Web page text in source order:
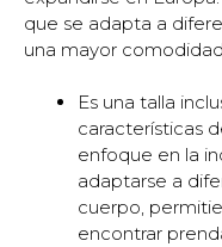
que se adapta a
una mayor
Es una talla
características
enfoque en la
adaptarse a
cuerpo,
encontrar